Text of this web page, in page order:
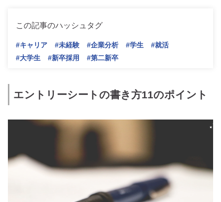
この記事のハッシュタグ
#キャリア #未経験 #企業分析 #学生
#就活
#大学生
#新卒採用 #第二新卒
エントリーシートの書き方11のポイント